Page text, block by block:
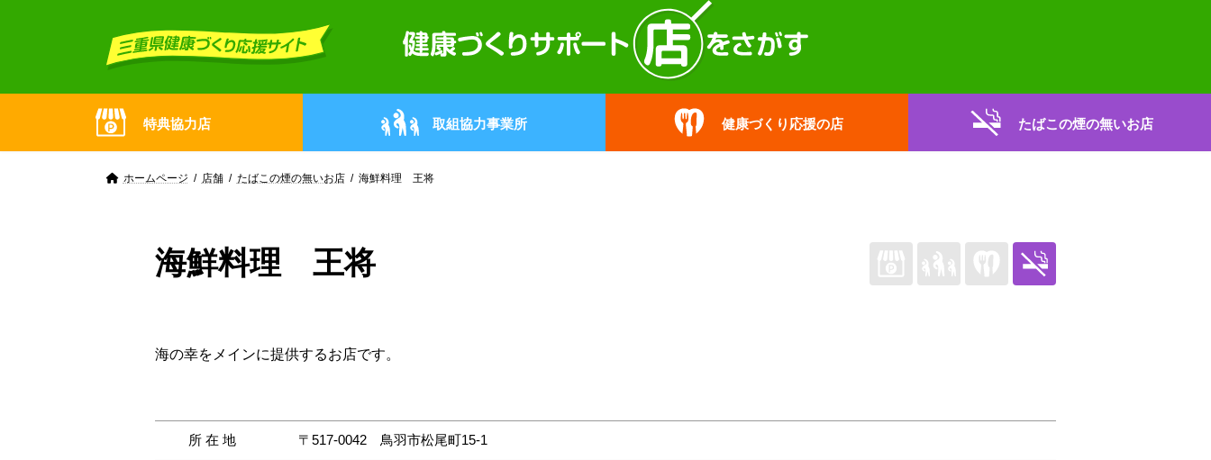
特典協力店 取組協力事業所 健康づくり応援の店 たばこの煙の無いお店
ホームページ 店舗 たばこの煙の無いお店 海鮮料理 王将
海鮮料理 王将
海の幸をメインに提供するお店です。
所在地 〒517-0042 鳥羽市松尾町15-1